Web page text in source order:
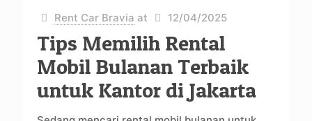
Rent Car Bravia at 12/04/2025
Tips Memilih Rental
Mobil Bulanan Terbaik
untuk Kantor di Jakarta